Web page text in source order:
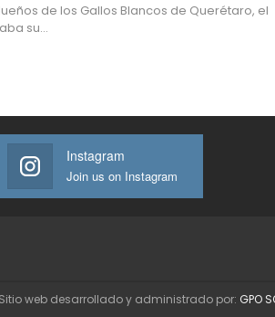
de los Gallos Blancos de Querétaro, el
su…
Instagram
Join us on Instagram
Sitio web desarrollado y administrado por: GPO